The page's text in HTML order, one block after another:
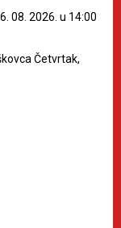
08. 2026. u 14:00
Četvrtak,